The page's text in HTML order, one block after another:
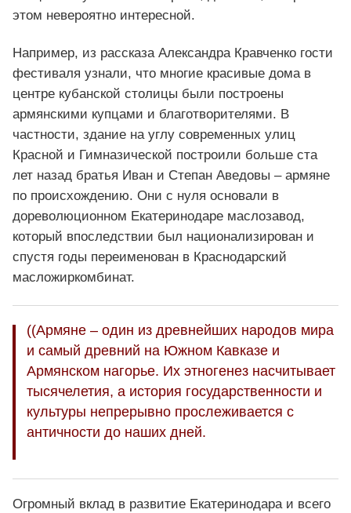
этом невероятно интересной.
Например, из рассказа Александра Кравченко гости
фестиваля узнали, что многие красивые дома в
центре кубанской столицы были построены
армянскими купцами и благотворителями. В
частности, здание на углу современных улиц
Красной и Гимназической построили больше ста
лет назад братья Иван и Степан Аведовы – армяне
по происхождению. Они с нуля основали в
дореволюционном Екатеринодаре маслозавод,
который впоследствии был национализирован и
спустя годы переименован в Краснодарский
масложиркомбинат.
((Армяне – один из древнейших народов мира
и самый древний на Южном Кавказе и
Армянском нагорье. Их этногенез насчитывает
тысячелетия, а история государственности и
культуры непрерывно прослеживается с
античности до наших дней.
Огромный вклад в развитие Екатеринодара и всего